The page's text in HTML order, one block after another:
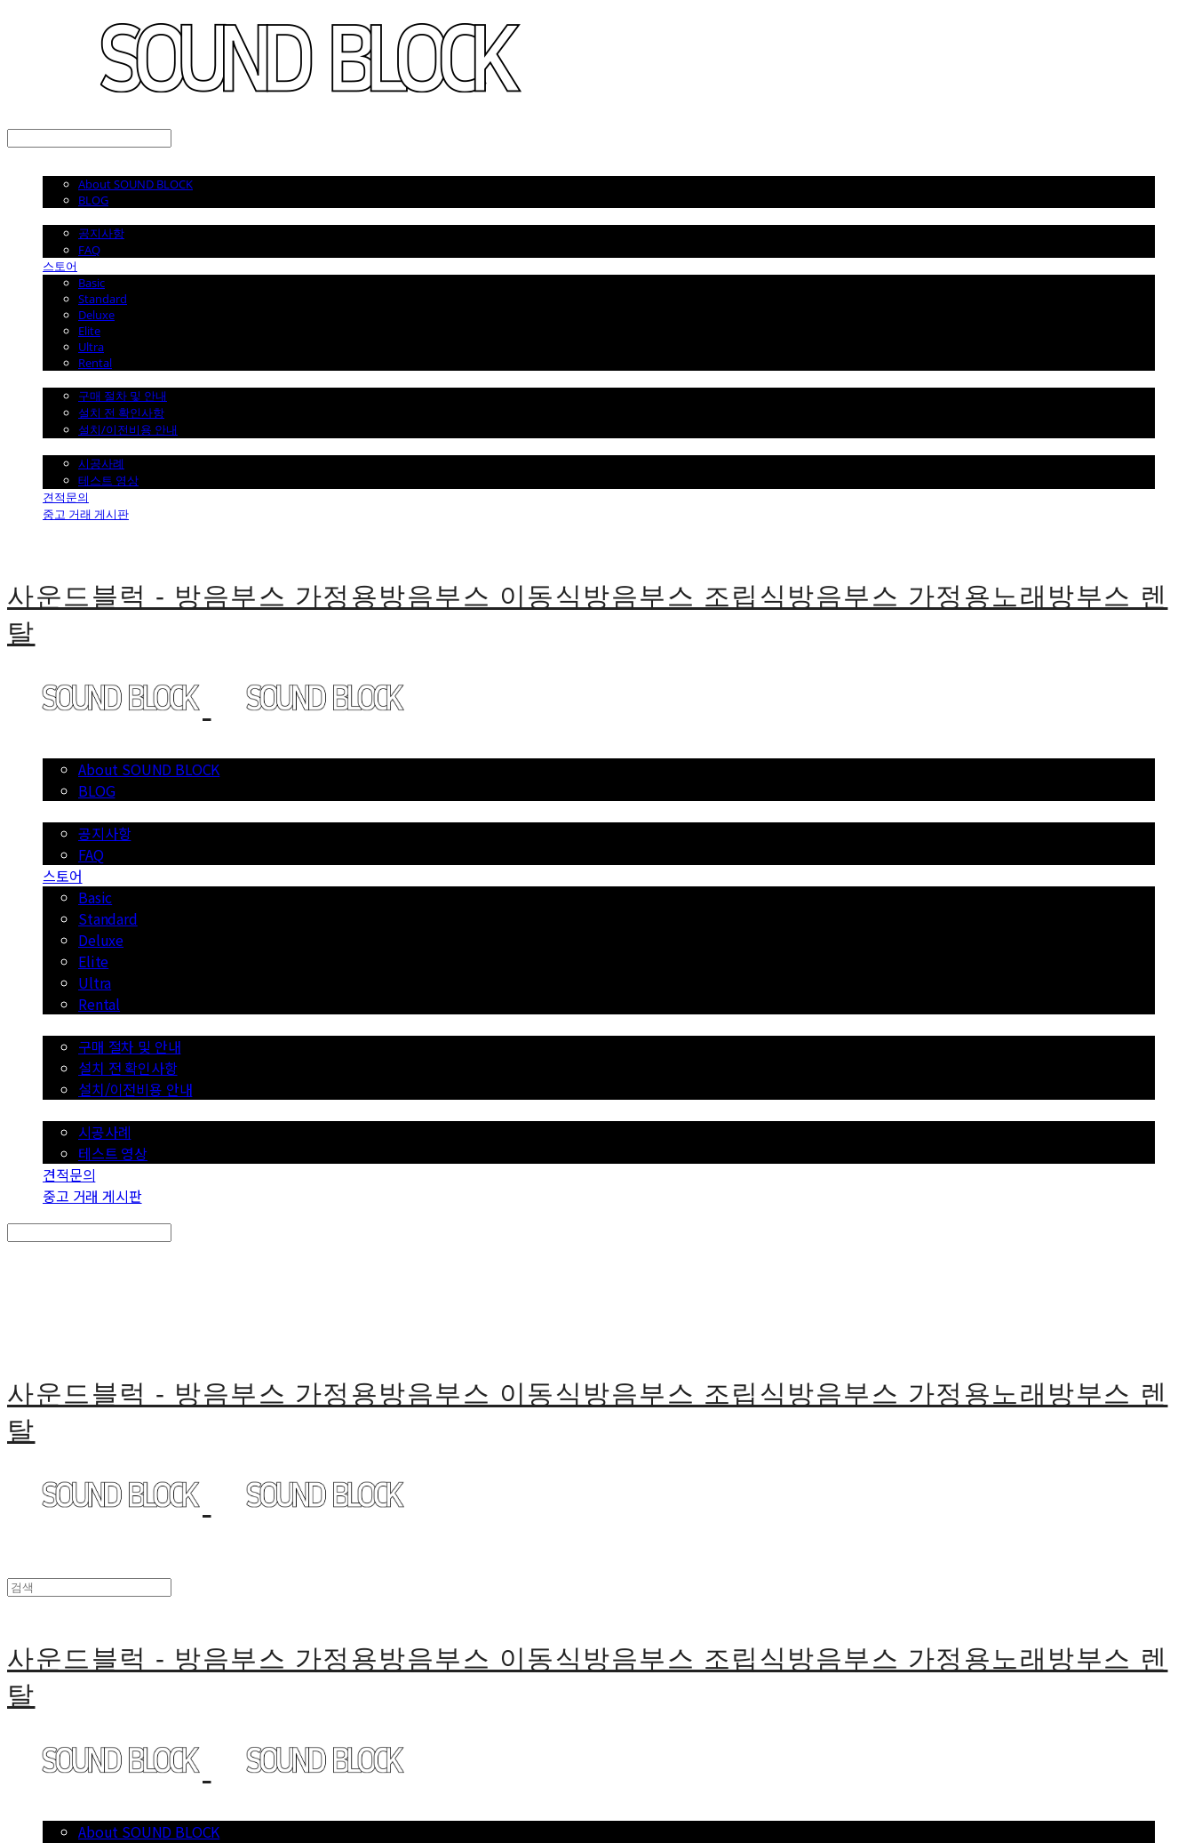
About SOUND BLOCK
BLOG
공지사항
FAQ
스토어
Basic
Standard
Deluxe
Elite
Ultra
Rental
구매 절차 및 안내
설치 전 확인사항
설치/이전비용 안내
시공사례
테스트 영상
견적문의
중고 거래 게시판
사운드블럭 - 방음부스 가정용방음부스 이동식방음부스 조립식방음부스 가정용노래방부스 렌
탈
About SOUND BLOCK
BLOG
공지사항
FAQ
스토어
Basic
Standard
Deluxe
Elite
Ultra
Rental
구매 절차 및 안내
설치 전 확인사항
설치/이전비용 안내
시공사례
테스트 영상
견적문의
중고 거래 게시판
사운드블럭 - 방음부스 가정용방음부스 이동식방음부스 조립식방음부스 가정용노래방부스 렌
탈
사운드블럭 - 방음부스 가정용방음부스 이동식방음부스 조립식방음부스 가정용노래방부스 렌
탈
About SOUND BLOCK